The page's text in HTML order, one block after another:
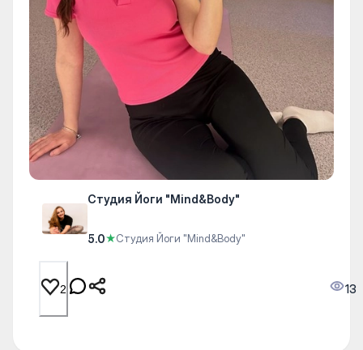
Студия Йоги "Mind&Body"
5.0★Студия Йоги "Mind&Body"
2 13